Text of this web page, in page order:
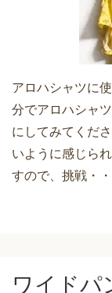
アロハシャツに
分でアロハシャ
にしてみてくだ
いように感じら
すので、挑戦・・
ワイドパ